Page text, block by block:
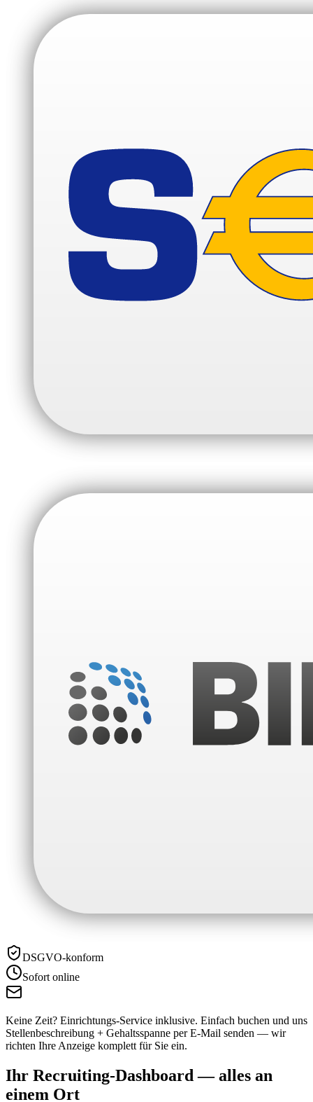
DSGVO-konform
Sofort online
Keine Zeit? Einrichtungs-Service inklusive. Einfach buchen und uns
Stellenbeschreibung + Gehaltsspanne per E-Mail senden — wir
richten Ihre Anzeige komplett für Sie ein.
Ihr Recruiting-Dashboard — alles an
einem Ort